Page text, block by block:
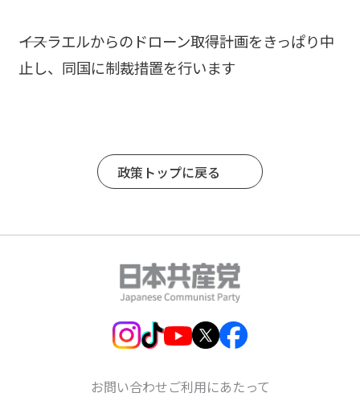
――イスラエルからのドローン取得計画をきっぱり中
止し、同国に制裁措置を行います
政策トップに戻る
お問い合わせご利用にあたって